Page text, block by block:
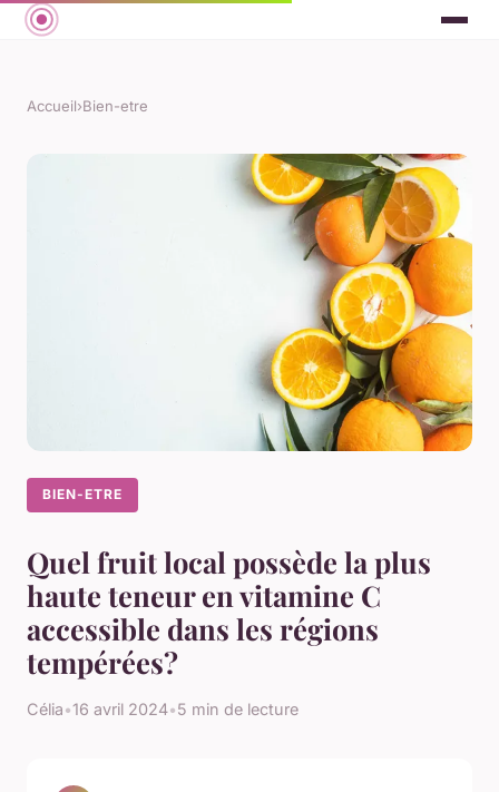
Accueil›Bien-etre
BIEN-ETRE
Quel fruit local possède la plus
haute teneur en vitamine C
accessible dans les régions
tempérées?
Célia•16 avril 2024•5 min de lecture